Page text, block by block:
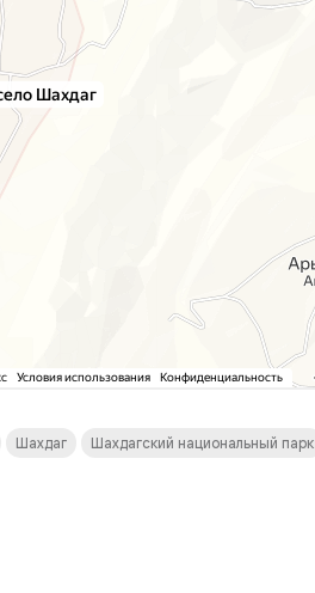
Шахдаг Шахдагский национальный парк